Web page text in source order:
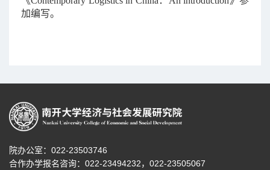
加编写。
院办公室：022-23503746
合作办学报名咨询： 022-23494232， 022-23505067